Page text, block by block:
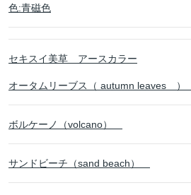
色:青磁色
セキスイ美草 アースカラー
オータムリーブス（ autumn leaves ）
ボルケーノ（volcano）
サンドビーチ（sand beach）